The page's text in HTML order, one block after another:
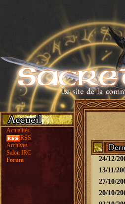
Actualités
RSS
Archives
Salon IRC
Forum
24/12/
13/11/
27/10/
20/10/